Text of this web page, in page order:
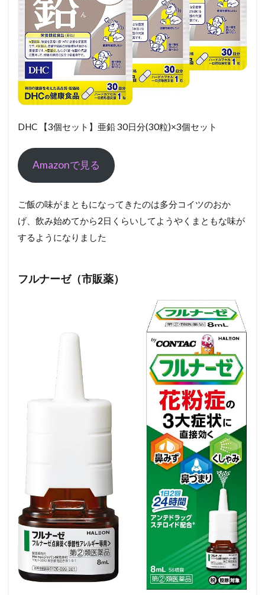
DHC 【3個セット】亜鉛 30日分(30粒)×3個セット
Amazonで見る
ご飯の味がまともになってきたのは多分コイツのおか
げ、飲み始めてから2日くらいしてようやくまともな味が
するようになりました
フルナーゼ（市販薬）